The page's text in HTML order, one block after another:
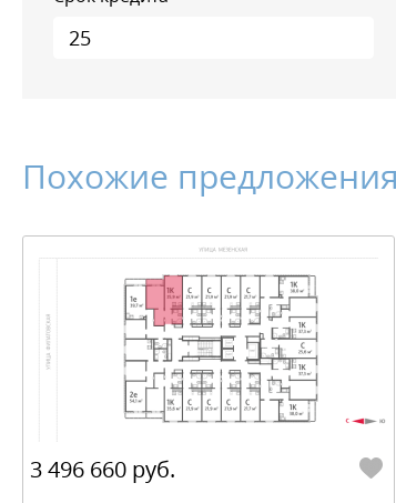
Похожие предложения
3 496 660 руб.